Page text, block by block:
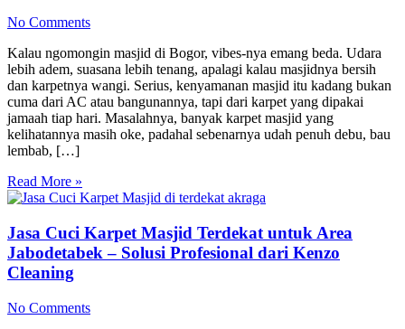
No Comments
Kalau ngomongin masjid di Bogor, vibes-nya emang beda. Udara
lebih adem, suasana lebih tenang, apalagi kalau masjidnya bersih
dan karpetnya wangi. Serius, kenyamanan masjid itu kadang bukan
cuma dari AC atau bangunannya, tapi dari karpet yang dipakai
jamaah tiap hari. Masalahnya, banyak karpet masjid yang
kelihatannya masih oke, padahal sebenarnya udah penuh debu, bau
lembab, […]
Read More »
Jasa Cuci Karpet Masjid Terdekat untuk Area
Jabodetabek – Solusi Profesional dari Kenzo
Cleaning
No Comments